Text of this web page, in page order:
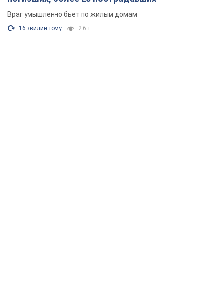
Враг умышленно бьет по жилым домам
16 хвилин тому 2,6 т.